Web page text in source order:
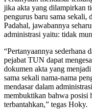
jika akta yang dilampirkan
pengurus baru sama sekali,
Padahal, jawabannya
administrasi yaitu: tidak
“Pertanyaannya sederhana
pejabat TUN dapat
dokumen akta yang
sama sekali nama-nama
mendasar dalam
membuktikan bahwa posisi
terbantahkan,” tegas Hoky.